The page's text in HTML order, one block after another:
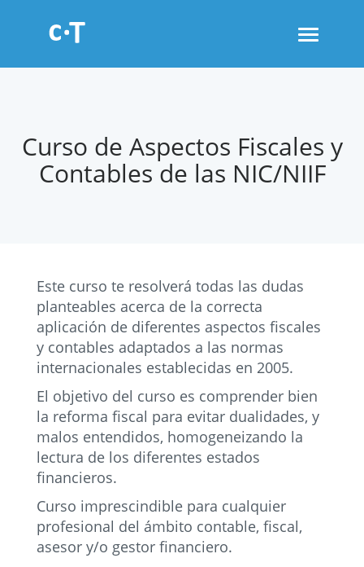
Toggle
Curso de Aspectos Fiscales y
Contables de las NIC/NIIF
Este curso te resolverá todas las dudas
planteables acerca de la correcta
aplicación de diferentes aspectos fiscales
y contables adaptados a las normas
internacionales establecidas en 2005.
El objetivo del curso es comprender bien
la reforma fiscal para evitar dualidades, y
malos entendidos, homogeneizando la
lectura de los diferentes estados
financieros.
Curso imprescindible para cualquier
profesional del ámbito contable, fiscal,
asesor y/o gestor financiero.